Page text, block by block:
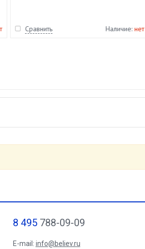
Сравнить Наличие: нет
8 495788-09-09
E-mail: info@believ.ru